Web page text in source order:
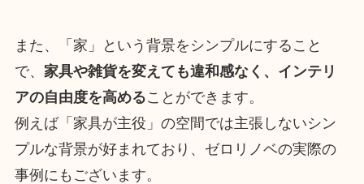
また、「家」という背景をシンプルにすること
で、 家具や雑貨を変えても違和感なく、インテリ
アの自由度を高めることができます。
例えば「家具が主役」の空間では主張しないシン
プルな背景が好まれており、ゼロリノベの実際の
事例にもございます。